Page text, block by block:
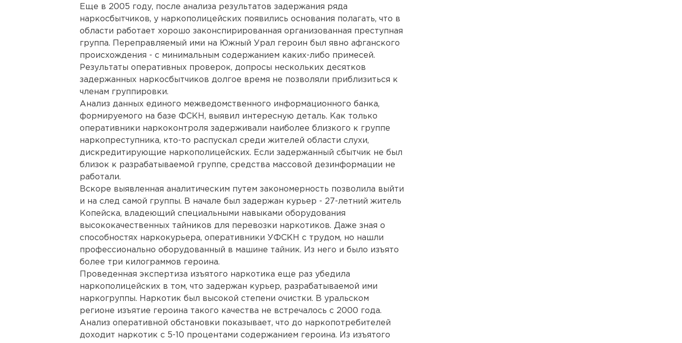
Еще в 2005 году, после анализа результатов задержания ряда
наркосбытчиков, у наркополицейских появились основания полагать, что в
области работает хорошо законспирированная организованная преступная
группа. Переправляемый ими на Южный Урал героин был явно афганского
происхождения - с минимальным содержанием каких-либо примесей.
Результаты оперативных проверок, допросы нескольких десятков
задержанных наркосбытчиков долгое время не позволяли приблизиться к
членам группировки.
Анализ данных единого межведомственного информационного банка,
формируемого на базе ФСКН, выявил интересную деталь. Как только
оперативники наркоконтроля задерживали наиболее близкого к группе
наркопреступника, кто-то распускал среди жителей области слухи,
дискредитирующие наркополицейских. Если задержанный сбытчик не был
близок к разрабатываемой группе, средства массовой дезинформации не
работали.
Вскоре выявленная аналитическим путем закономерность позволила выйти
и на след самой группы. В начале был задержан курьер - 27-летний житель
Копейска, владеющий специальными навыками оборудования
высококачественных тайников для перевозки наркотиков. Даже зная о
способностях наркокурьера, оперативники УФСКН с трудом, но нашли
профессионально оборудованный в машине тайник. Из него и было изъято
более три килограммов героина.
Проведенная экспертиза изъятого наркотика еще раз убедила
наркополицейских в том, что задержан курьер, разрабатываемой ими
наркогруппы. Наркотик был высокой степени очистки. В уральском
регионе изъятие героина такого качества не встречалось с 2000 года.
Анализ оперативной обстановки показывает, что до наркопотребителей
доходит наркотик с 5-10 процентами содержанием героина. Из изъятого